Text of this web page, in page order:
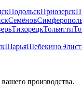
ПодольскПриозерск
Семёнов
ТихорецкТольятти
ШарьяШебекино
производства.